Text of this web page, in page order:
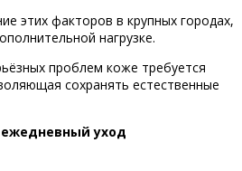
этих факторов в крупных городах,
нагрузке.
проблем коже требуется
сохранять естественные
уход